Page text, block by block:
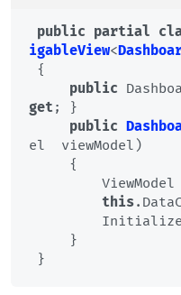
public partial
igableView<
public
get; }
public
el  viewModel )
this